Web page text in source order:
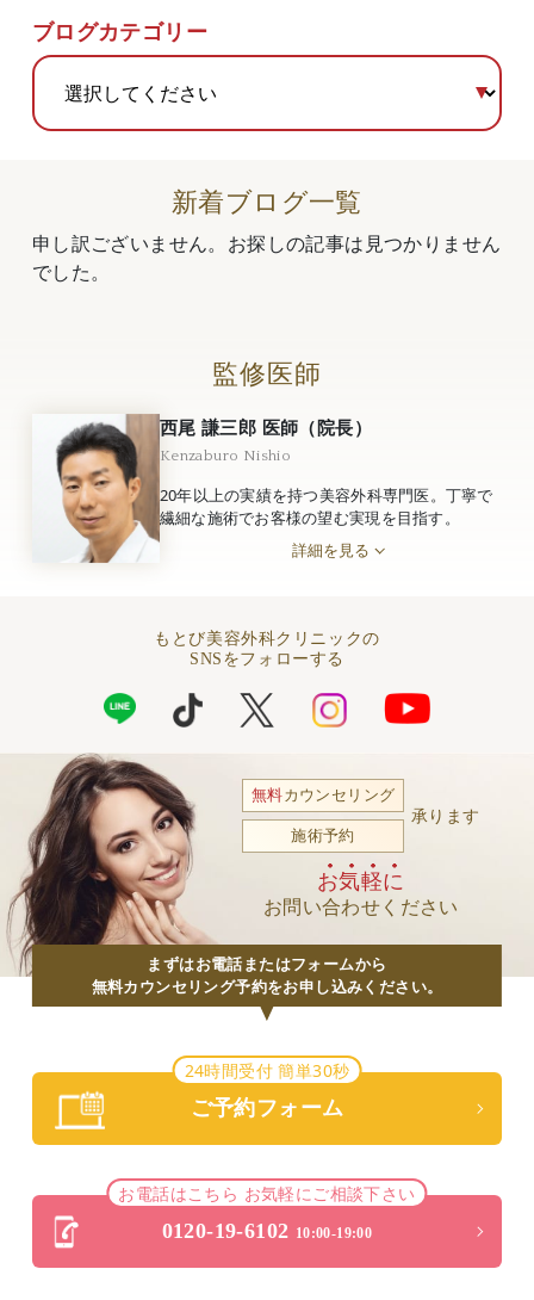
ブログカテゴリー
新着ブログ一覧
申し訳ございません。お探しの記事は見つかりません
でした。
監修医師
西尾 謙三郎 医師（院長）
Kenzaburo Nishio
20年以上の実績を持つ美容外科専門医。丁寧で
繊細な施術でお客様の望む実現を目指す。
詳細を見る
もとび美容外科クリニックの
SNSをフォローする
無料カウンセリング
施術予約
承ります
お気軽に
お問い合わせください
まずはお電話またはフォームから
無料カウンセリング予約をお申し込みください。
24時間受付 簡単30秒
ご予約フォーム
お電話はこちら お気軽にご相談下さい
0120-19-6102 10:00-19:00